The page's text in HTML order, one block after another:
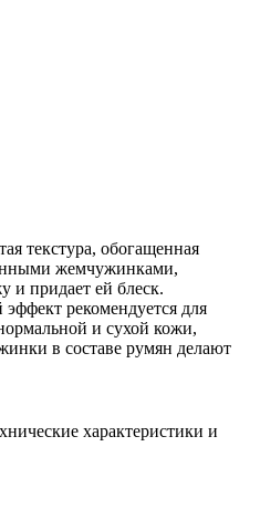
текстура, обогащенная
жемчужинками,
и придает ей блеск.
рекомендуется для
и сухой кожи,
в составе румян делают
характеристики и